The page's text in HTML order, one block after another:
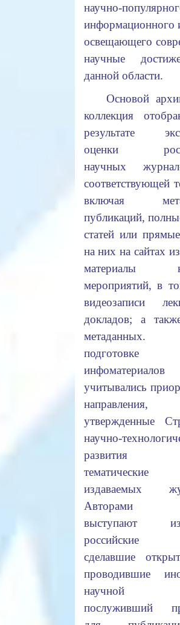
научно-
информационного
освещающего
научные
данной области.
Основой
коллекция
результате
оценки
научных
соответствующей
включая
публикаций,
статей или
на них на сайтах
материалы
мероприятий, в
видеозаписи
докладов; а
подготовке
инфоматериалов
учитывались
направления,
утвержденные
научно-
развития
тематические
издаваемых
Авторами
выступают
российские
сделавшие
проводившие
научной
послуживший